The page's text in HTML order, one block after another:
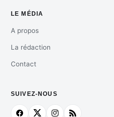
LE MÉDIA
A propos
La rédaction
Contact
SUIVEZ-NOUS